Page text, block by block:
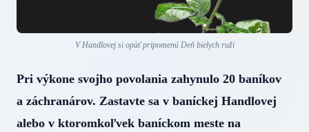
V Handlovej si opäť pripomenú Deň bielych ruží
Pri výkone svojho povolania zahynulo 20 baníkov
a záchranárov. Zastavte sa v baníckej Handlovej
alebo v ktoromkoľvek baníckom meste na